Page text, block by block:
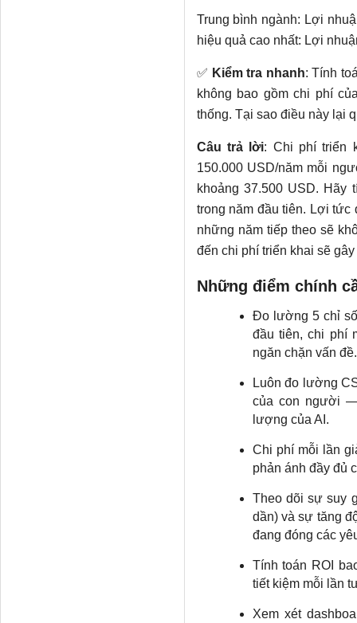
Trung bình ngành: Lợi
hiệu quả cao nhất: Lợi
✅ Kiểm tra nhanh: Tính
không bao gồm chi phí
thống. Tại sao điều này lại
Câu trả lời: Chi phí triển
150.000 USD/năm mỗi
khoảng 37.500 USD. Hãy
trong năm đầu tiên. Lợi tức
những năm tiếp theo sẽ
đến chi phí triển khai sẽ
Những điểm chính
Đo lường 5 chỉ
đầu tiên, chi phí
ngăn chặn vấn đề.
Luôn đo lường
của con người
lượng của AI.
Chi phí mỗi lần
phản ánh đầy đủ
Theo dõi sự suy
dần) và sự tăng
đang đóng các
Tính toán ROI
tiết kiệm mỗi lần
Xem xét